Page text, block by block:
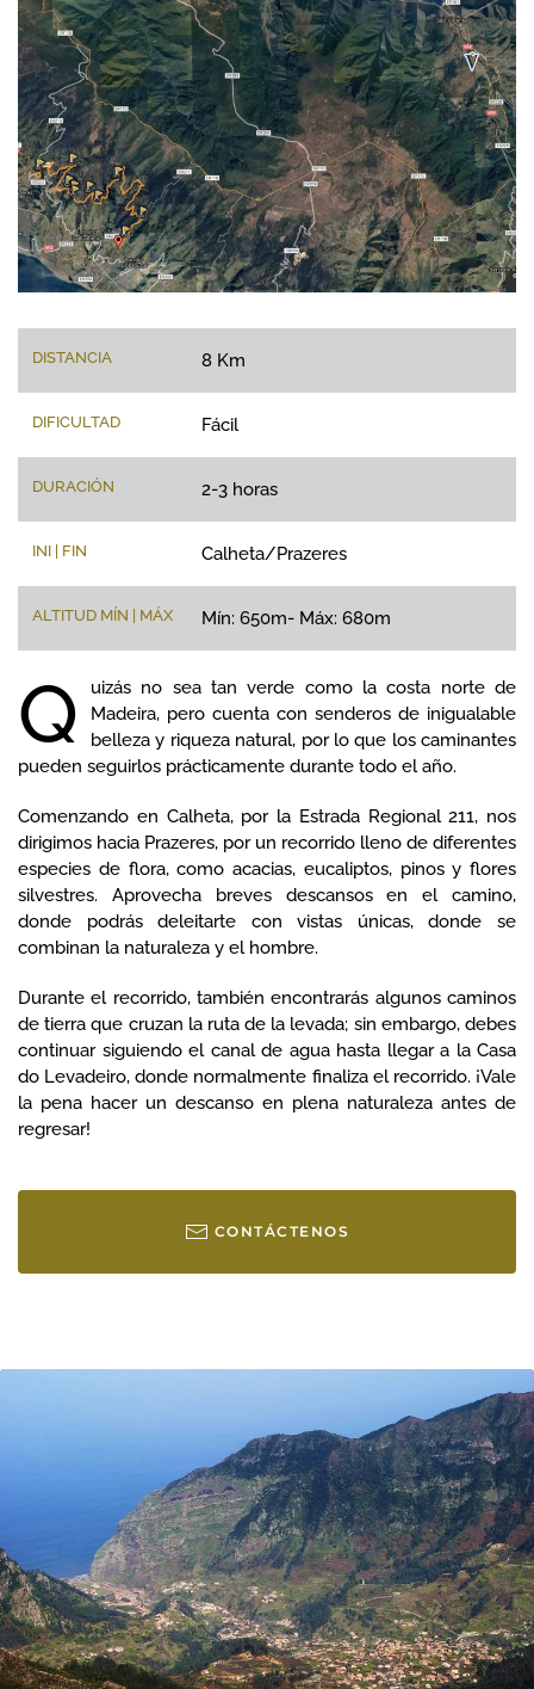
ZOOM
DISTANCIA 8 Km
DIFICULTAD Fácil
DURACIÓN 2-3 horas
INI | FIN Calheta/Prazeres
ALTITUD MÍN | MÁX Mín: 650m- Máx: 680m
Q
uizás no sea tan verde como la costa norte de
Madeira, pero cuenta con senderos de inigualable
belleza y riqueza natural, por lo que los caminantes
pueden seguirlos prácticamente durante todo el año.
Comenzando en Calheta, por la Estrada Regional 211, nos
dirigimos hacia Prazeres, por un recorrido lleno de diferentes
especies de flora, como acacias, eucaliptos, pinos y flores
silvestres. Aprovecha breves descansos en el camino,
donde podrás deleitarte con vistas únicas, donde se
combinan la naturaleza y el hombre.
Durante el recorrido, también encontrarás algunos caminos
de tierra que cruzan la ruta de la levada; sin embargo, debes
continuar siguiendo el canal de agua hasta llegar a la Casa
do Levadeiro, donde normalmente finaliza el recorrido. ¡Vale
la pena hacer un descanso en plena naturaleza antes de
regresar!
CONTÁCTENOS